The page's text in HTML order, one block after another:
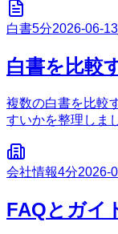
白書5分2026-06-13
白書を比較
複数の白書を比較
すいかを整理しま
会社情報4分2026-
FAQとガイ